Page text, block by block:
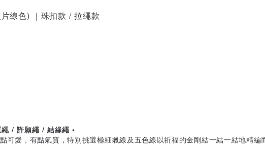
線色) ｜珠扣款 / 拉繩款
/ 許願繩 / 結緣繩 •
可愛，有點氣質，特別挑選極細蠟線及五色線以祈福的金剛結一結一結地精